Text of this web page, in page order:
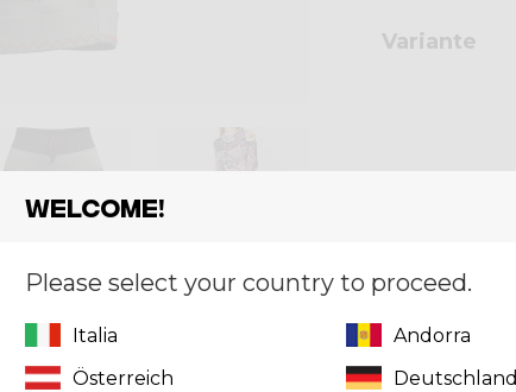
Variante
Quantità
Welcome!
Please select your country to proceed.
Italia
Andorra
Österreich
Deutschland